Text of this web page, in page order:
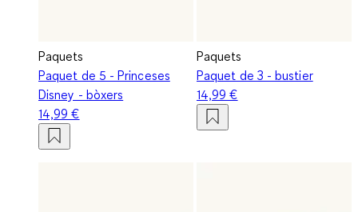
Paquets
Paquet de 5 - Princeses
Disney - bòxers
14,99 €
Paquets
Paquet de 3 - bustier
14,99 €